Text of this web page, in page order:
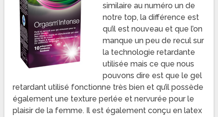
similaire au numéro un de
notre top, la différence est
qu’il est nouveau et que l’on
manque un peu de recul sur
la technologie retardante
utilisée mais ce que nous
pouvons dire est que le gel
retardant utilisé fonctionne très bien et qu’il possède
également une texture perlée et nervurée pour le
plaisir de la femme. Il est également conçu en latex